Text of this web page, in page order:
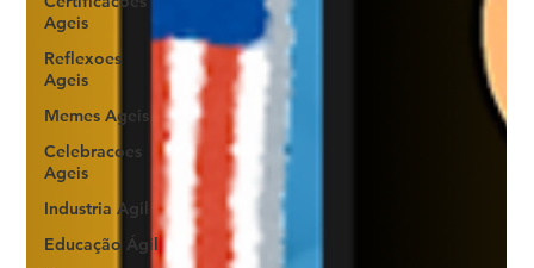
Ageis
Reflexoes
Ageis
Memes Ageis
Celebracoes
Ageis
Industria Agil
Educação Ágil